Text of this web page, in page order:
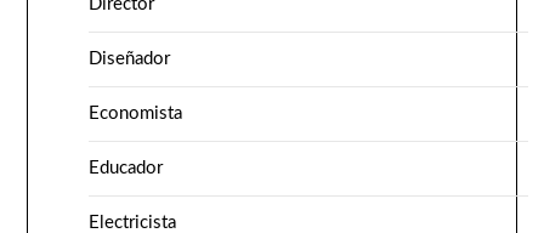
Director
Diseñador
Economista
Educador
Electricista